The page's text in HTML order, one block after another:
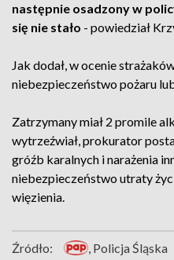
następnie osadzony w
się nie stało - powiedział
Jak dodał, w ocenie
niebezpieczeństwo pożaru
Zatrzymany miał 2 promile
wytrzeźwiał, prokurator
gróźb karalnych i narażenia
niebezpieczeństwo utraty
więzienia.
Źródło: , Policja Śląska